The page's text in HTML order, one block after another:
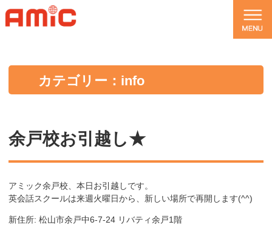
カテゴリー：info
余戸校お引越し★
アミック余戸校、本日お引越しです。
英会話スクールは来週火曜日から、新しい場所で再開します(^^)
新住所: 松山市余戸中6-7-24 リバティ余戸1階